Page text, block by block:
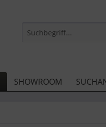
SHOWROOM